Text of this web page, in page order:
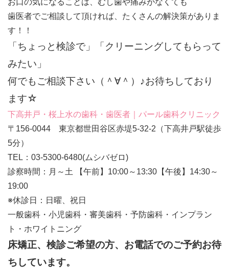
お口の気になることは、むし歯や痛みがなくても
歯医者でご相談して頂ければ、たくさんの解決策がありま
す！！
「ちょっと検診で」「クリーニングしてもらって
みたい」
何でもご相談下さい（＾∀＾）♪お待ちしており
ます☆
下高井戸・桜上水の歯科・歯医者｜パール歯科クリニック
〒156-0044 東京都世田谷区赤堤5-32-2（下高井戸駅徒歩
5分）
TEL：03-5300-6480(ムシバゼロ)
診察時間：月～土 【午前】10:00～13:30【午後】14:30～
19:00
※休診日：日曜、祝日
一般歯科・小児歯科・審美歯科・予防歯科・インプラン
ト・ホワイトニング
床矯正、検診ご希望の方、お電話でのご予約お待
ちしています。